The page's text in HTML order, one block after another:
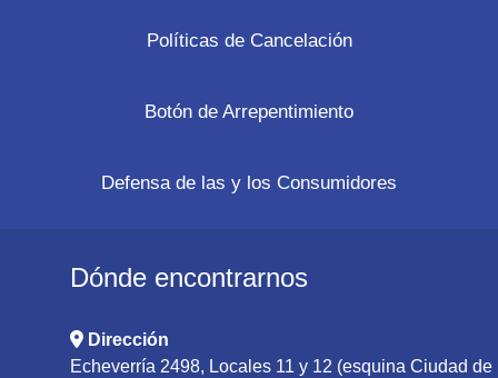
Políticas de Cancelación
Botón de Arrepentimiento
Defensa de las y los Consumidores
Dónde encontrarnos
Dirección
Echeverría 2498, Locales 11 y 12 (esquina Ciudad de